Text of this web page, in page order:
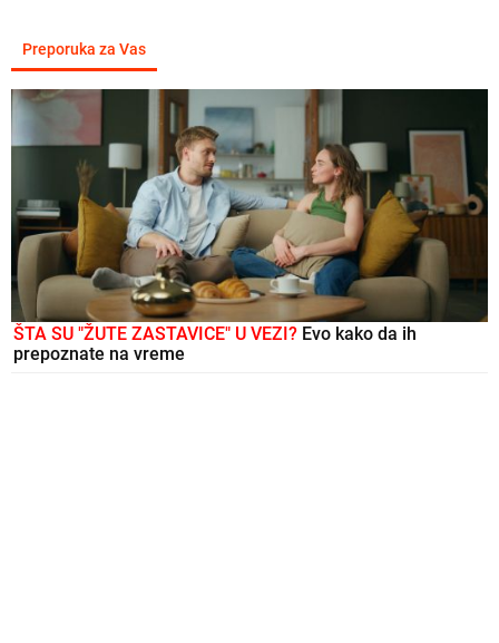
Preporuka za Vas
ŠTA SU "ŽUTE ZASTAVICE" U VEZI? Evo kako da ih
prepoznate na vreme